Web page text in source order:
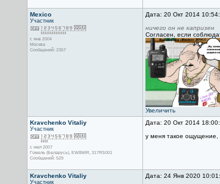
Mexico
Участник
с янв 2004
Москва
Сообщений: 2357
Дата: 20 Окт 2014
ничего он не капризен
Согласен, если
Увеличить
Kravchenko Vitaliy
Участник
с июл 2007
Гомель (Беларусь), EW8MIR, 317RS001
Сообщений: 529
Дата: 20 Окт 2014
у меня такое ощущение,
Kravchenko Vitaliy
Участник
Дата: 24 Янв 2020